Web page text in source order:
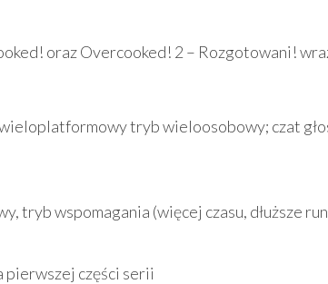
oraz Overcooked! 2 – Rozgotowani!
tryb wieloosobowy; czat
tryb wspomagania (więcej czasu, dłuższe
pierwszej części serii